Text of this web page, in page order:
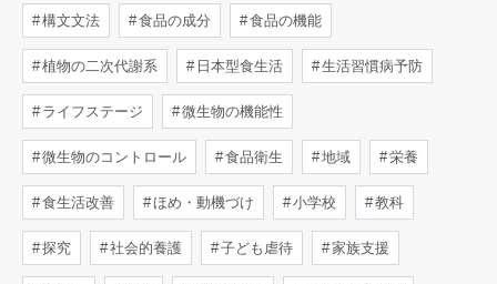
構文文法 食品の成分 食品の機能
植物の二次代謝系 日本型食生活 生活習慣病予防
ライフステージ 微生物の機能性
微生物のコントロール 食品衛生 地域 栄養
食生活改善 ほめ・動機づけ 小学校 教科
探究 社会的養護 子ども虐待 家族支援